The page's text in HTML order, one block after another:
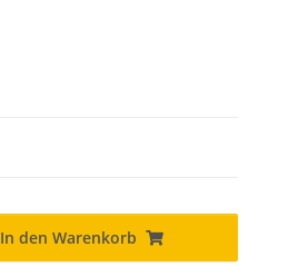
In den Warenkorb